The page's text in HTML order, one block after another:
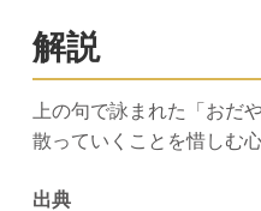
解説
上の句で詠まれた「おだ
散っていくことを惜しむ
出典